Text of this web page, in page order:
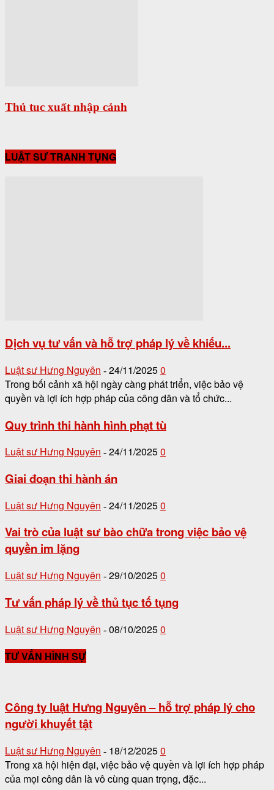
Thủ tuc xuất nhập cảnh
LUẬT SƯ TRANH TỤNG
Dịch vụ tư vấn và hỗ trợ pháp lý về khiếu...
Luật sư Hưng Nguyên - 24/11/20250
Trong bối cảnh xã hội ngày càng phát triển, việc bảo vệ
quyền và lợi ích hợp pháp của công dân và tổ chức...
Quy trình thi hành hình phạt tù
Luật sư Hưng Nguyên - 24/11/20250
Giai đoạn thi hành án
Luật sư Hưng Nguyên - 24/11/20250
Vai trò của luật sư bào chữa trong việc bảo vệ
quyền im lặng
Luật sư Hưng Nguyên - 29/10/20250
Tư vấn pháp lý về thủ tục tố tụng
Luật sư Hưng Nguyên - 08/10/20250
TƯ VẤN HÌNH SỰ
Công ty luật Hưng Nguyên – hỗ trợ pháp lý cho
người khuyết tật
Luật sư Hưng Nguyên - 18/12/20250
Trong xã hội hiện đại, việc bảo vệ quyền và lợi ích hợp pháp
của mọi công dân là vô cùng quan trọng, đặc...